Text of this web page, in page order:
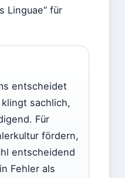
Linguae“ für
entscheidet
klingt sachlich,
Für
fördern,
entscheidend
Fehler als